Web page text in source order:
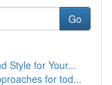
Go
Style for Your...
for tod...